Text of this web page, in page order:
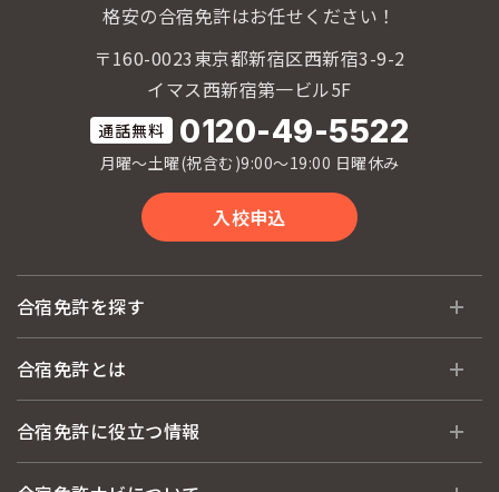
格安の合宿免許はお任せください！
〒160-0023東京都新宿区西新宿3-9-2
イマス西新宿第一ビル5F
0120-49-5522
月曜〜土曜(祝含む)9:00〜19:00 日曜休み
入校申込
合宿免許を探す
全国 教習所一覧
運転免許の種類(車種)
合宿免許とは
合宿免許とは
合宿免許に役立つ情報